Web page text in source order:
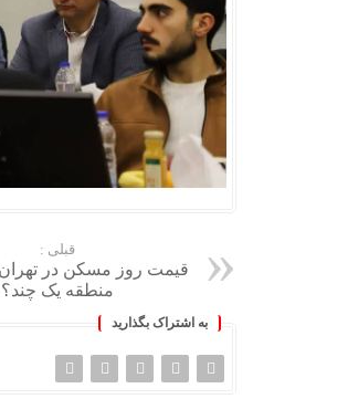
قبلی :
قیمت روز مسکن در
منطقه یک چند؟
به اشتراک بگذارید